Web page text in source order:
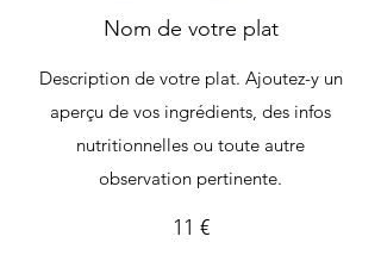
Nom de votre plat
Description de votre plat. Ajoutez-y un
aperçu de vos ingrédients, des infos
nutritionnelles ou toute autre
observation pertinente.
11 €